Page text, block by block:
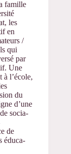
famille
les
en
/
qui
par
Une
à l’école,
du
d’une
de socia­
de
éduca­